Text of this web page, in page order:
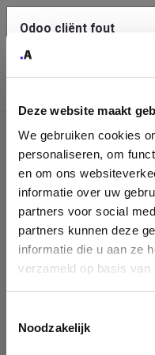
Deze website maakt
We gebruiken cookies
personaliseren, om
en om ons
informatie over uw
partners voor social
partners kunnen deze
informatie die u aan ze
verzameld op basis van
Noodzakelijk
Identificatie
onderneming
Please fill in your
You can search a company
enterprise ID. When a
form. If you don't find your
Odoo cliënt fout
Je dient de kopieer knop
aan support.
Bekijk details